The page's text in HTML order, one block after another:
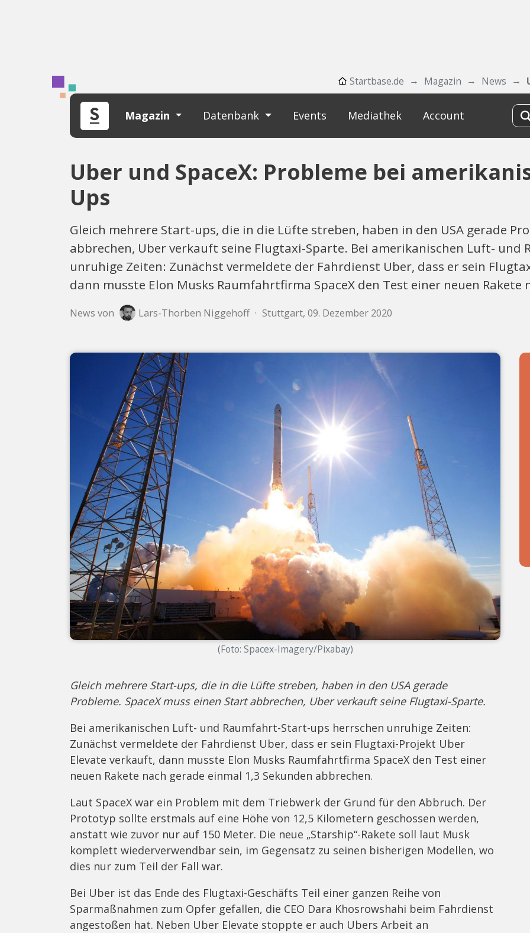
Startbase.de Magazin News
Magazin Datenbank Events Mediathek Account
Uber und SpaceX: Probleme bei
Ups
Gleich mehrere Start-ups, die in die Lüfte streben, haben in den USA gerade
abbrechen, Uber verkauft seine Flugtaxi-Sparte. Bei amerikanischen Luft- und
unruhige Zeiten: Zunächst vermeldete der Fahrdienst Uber, dass er sein
dann musste Elon Musks Raumfahrtfirma SpaceX den Test einer neuen Rakete
News von Lars-Thorben Niggehoff · Stuttgart, 09. Dezember 2020
(Foto: Spacex-Imagery/Pixabay)
Gleich mehrere Start-ups, die in die Lüfte streben, haben in den USA gerade
Probleme. SpaceX muss einen Start abbrechen, Uber verkauft seine Flugtaxi-Sparte.
Bei amerikanischen Luft- und Raumfahrt-Start-ups herrschen unruhige Zeiten:
Zunächst vermeldete der Fahrdienst Uber, dass er sein Flugtaxi-Projekt Uber
Elevate verkauft, dann musste Elon Musks Raumfahrtfirma SpaceX den Test einer
neuen Rakete nach gerade einmal 1,3 Sekunden abbrechen.
Laut SpaceX war ein Problem mit dem Triebwerk der Grund für den Abbruch. Der
Prototyp sollte erstmals auf eine Höhe von 12,5 Kilometern geschossen werden,
anstatt wie zuvor nur auf 150 Meter. Die neue „Starship“-Rakete soll laut Musk
komplett wiederverwendbar sein, im Gegensatz zu seinen bisherigen Modellen, wo
dies nur zum Teil der Fall war.
Bei Uber ist das Ende des Flugtaxi-Geschäfts Teil einer ganzen Reihe von
Sparmaßnahmen zum Opfer gefallen, die CEO Dara Khosrowshahi beim Fahrdienst
angestoßen hat. Neben Uber Elevate stoppte er auch Ubers Arbeit an